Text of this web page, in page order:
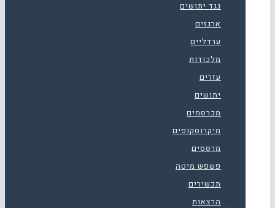
נגד יתושים
ארגזים
ערדליים
מלכודות
עזרים
יתושים
מכרסמים
מיקרוסקופים
מרססים
פשפש מיטה
תכשירים
הרצאות